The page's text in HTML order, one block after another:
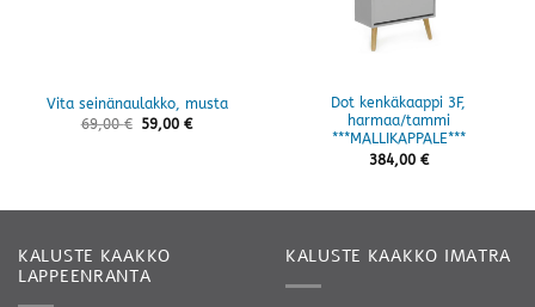
Vita seinänaulakko, musta
69,00€ 59,00€
Dot kenkäkaappi 3F,
harmaa/tammi
***MALLIKAPPALE***
384,00 €
KALUSTE KAAKKO
LAPPEENRANTA
KALUSTE KAAKKO IMATRA